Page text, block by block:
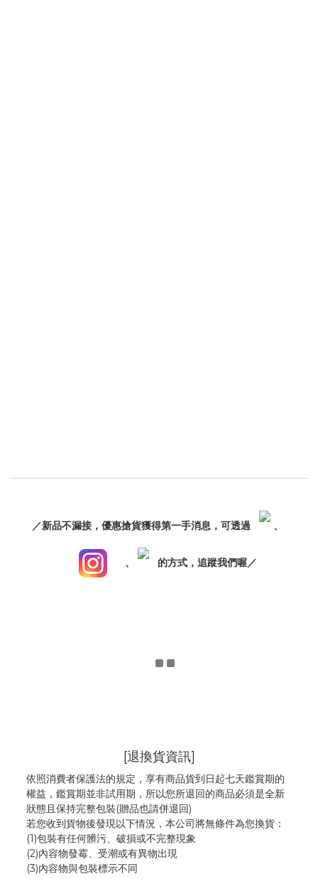
／新品不漏接，優惠搶貨獲得第一手消息，可透過 、
、 的方式，追蹤我們喔／
[退換貨資訊]
依照消費者保護法的規定，享有商品貨到日起七天鑑賞期的
權益，鑑賞期並非試用期，所以您所退回的商品必須是全新
狀態且保持完整包裝(贈品也請併退回)
若您收到貨物後發現以下情況，本公司將無條件為您換貨：
(1)包裝有任何髒污、破損或不完整現象
(2)內容物發霉、 受潮或有異物出現
(3)內容物與包裝標示不同